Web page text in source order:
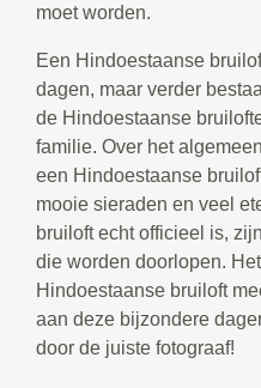
moet worden.
Een Hindoestaanse
dagen, maar verder
de Hindoestaanse
familie. Over het
een Hindoestaanse
mooie sieraden en veel
bruiloft echt officieel is,
die worden doorlopen.
Hindoestaanse bruiloft
aan deze bijzondere
door de juiste fotograaf!